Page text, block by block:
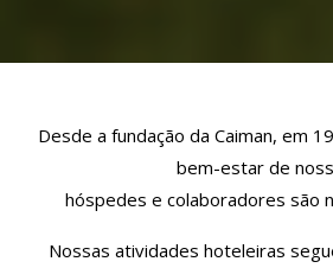
Desde a fundação da Caiman, em
bem-estar de
hóspedes e colaboradores são
Nossas atividades hoteleiras